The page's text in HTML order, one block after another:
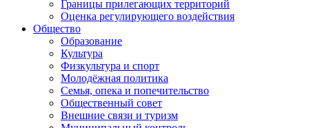
Границы прилегающих территорий
Оценка регулирующего воздействия
Общество
Образование
Культура
Физкультура и спорт
Молодёжная политика
Семья, опека и попечительство
Общественный совет
Внешние связи и туризм